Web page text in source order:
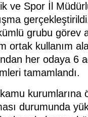
Spor İl
grubu görev
ortak kullanım
her odaya
tamamlandı.
kurumlarına
durumunda